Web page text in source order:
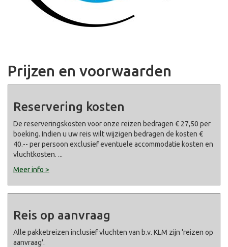
Prijzen en voorwaarden
Reservering kosten
De reserveringskosten voor onze reizen bedragen € 27,50 per
boeking. Indien u uw reis wilt wijzigen bedragen de kosten €
40.-- per persoon exclusief eventuele accommodatie kosten en
vluchtkosten. ...
Meer info >
Reis op aanvraag
Alle pakketreizen inclusief vluchten van b.v. KLM zijn 'reizen op
aanvraag'.